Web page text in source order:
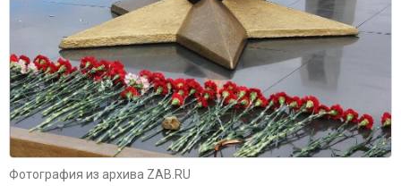
Фотография из архива ZAB.RU